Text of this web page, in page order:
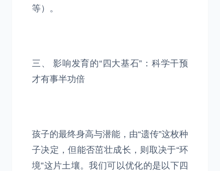
等）。
三、 影响发育的“四大基石”：科学干预
才有事半功倍
孩子的最终身高与潜能，由“遗传”这枚种
子决定，但能否茁壮成长，则取决于“环
境”这片土壤。我们可以优化的是以下四